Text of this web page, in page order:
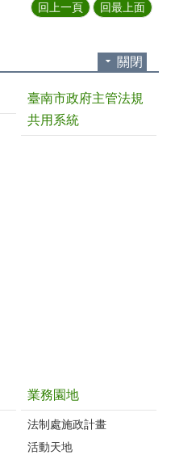
回上一頁 回最上面
關閉
臺南市政府主管法規
共用系統
業務園地
法制處施政計畫
活動天地